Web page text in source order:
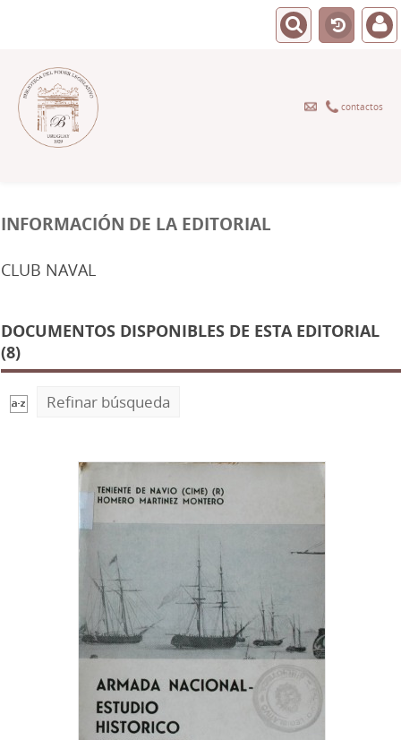
contactos
INFORMACIÓN DE LA EDITORIAL
CLUB NAVAL
DOCUMENTOS DISPONIBLES DE ESTA EDITORIAL
(8)
Refinar búsqueda